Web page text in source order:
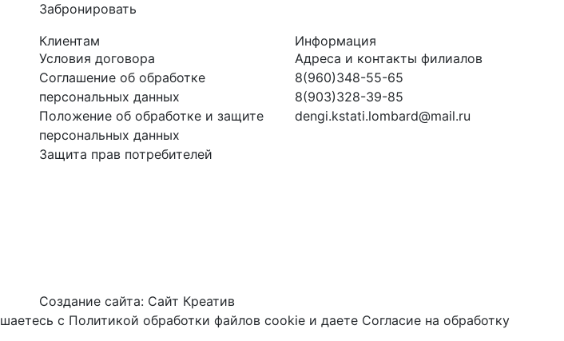
Забронировать
Клиентам
Условия договора
Соглашение об обработке
персональных данных
Положение об обработке и защите
персональных данных
Защита прав потребителей
Информация
Адреса и контакты филиалов
8(960)348-55-65
8(903)328-39-85
dengi.kstati.lombard@mail.ru
Создание сайта: Сайт Креатив
с Политикой обработки файлов cookie и даете Согласие на обработку